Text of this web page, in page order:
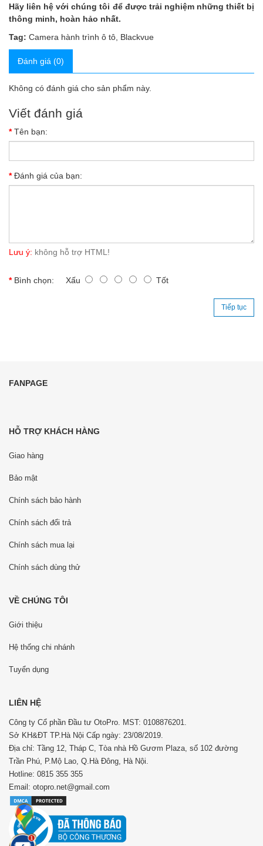
Hãy liên hệ với chúng tôi để được trải nghiệm những thiết bị
thông minh, hoàn hảo nhất.
Tag: Camera hành trình ô tô Blackvue
Đánh giá (0)
Không có đánh giá cho sản phẩm này.
Viết đánh giá
Tên bạn:
Đánh giá của bạn:
Lưu ý: không hỗ trợ HTML!
Bình chọn: Xấu Tốt
Tiếp tục
FANPAGE
HỖ TRỢ KHÁCH HÀNG
Giao hàng
Bảo mật
Chính sách bảo hành
Chính sách đổi trả
Chính sách mua lại
Chính sách dùng thử
VỀ CHÚNG TÔI
Giới thiệu
Hệ thống chi nhánh
Tuyển dụng
LIÊN HỆ
Công ty Cổ phần Đầu tư OtoPro. MST: 0108876201.
Sở KH&ĐT TP.Hà Nội Cấp ngày: 23/08/2019.
Địa chỉ: Tầng 12, Tháp C, Tòa nhà Hồ Gươm Plaza, số 102 đường
Trần Phú, P.Mộ Lao, Q.Hà Đông, Hà Nội.
Hotline: 0815 355 355
Email: otopro.net@gmail.com